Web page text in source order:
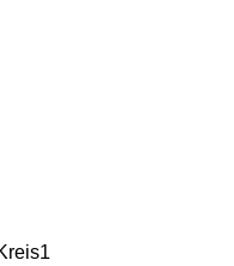
1